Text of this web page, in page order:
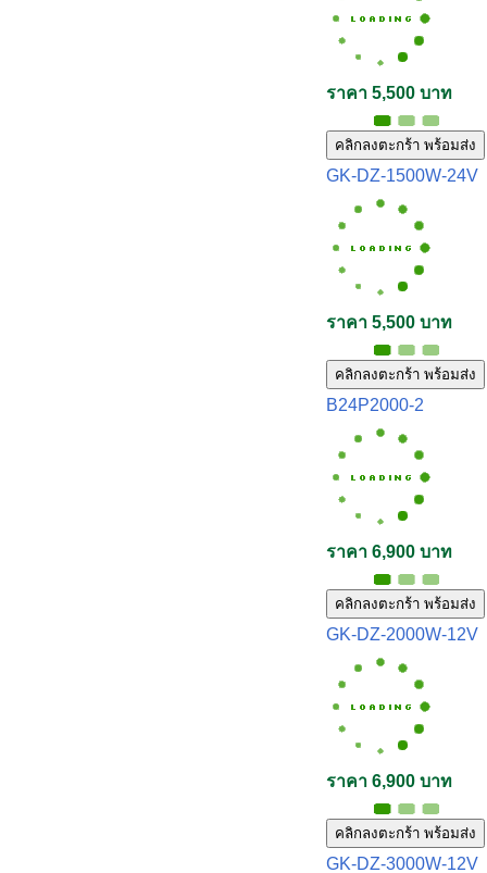
ราคา 5,500 บาท
คลิกลงตะกร้า พร้อมส่ง
GK-DZ-1500W-24V
ราคา 5,500 บาท
คลิกลงตะกร้า พร้อมส่ง
B24P2000-2
ราคา 6,900 บาท
คลิกลงตะกร้า พร้อมส่ง
GK-DZ-2000W-12V
ราคา 6,900 บาท
คลิกลงตะกร้า พร้อมส่ง
GK-DZ-3000W-12V